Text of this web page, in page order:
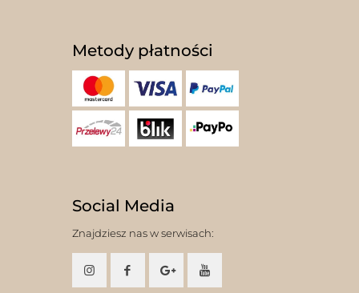
Metody płatności
Social Media
Znajdziesz nas w serwisach: